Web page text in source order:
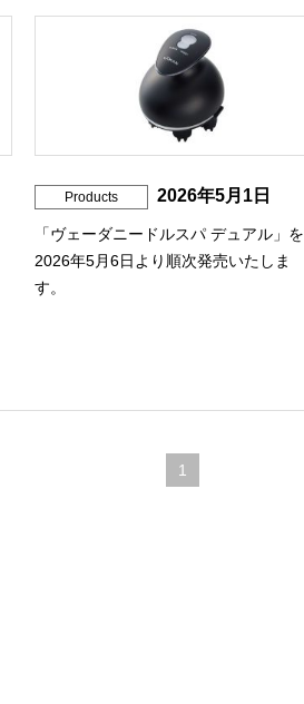
Products 2026年5月1日
「ヴェーダニードルスパ デュアル」を
2026年5月6日より順次発売いたしま
す。
1